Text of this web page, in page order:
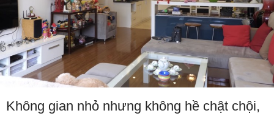
Không gian nhỏ nhưng không hề chật chội,